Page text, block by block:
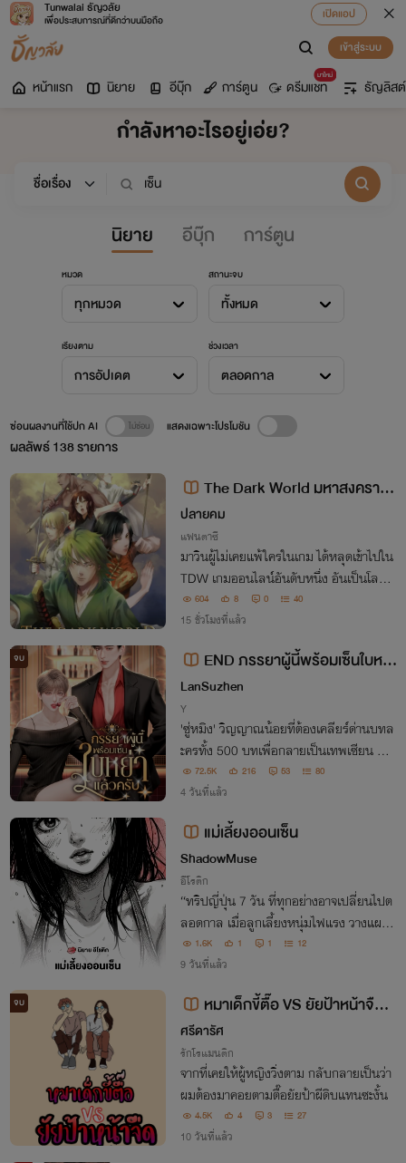
Tunwalai ธัญวลัย
เพื่อประสบการณ์ที่ดีกว่าบนมือถือ
เปิดแอป
เข้าสู่ระบบ
หน้าแรก นิยาย อีบุ๊ก การ์ตูน
มาใหม่
ดรีมแชท ธัญลิสต์
กำลังหาอะไรอยู่เอ่ย?
นิยาย อีบุ๊ก การ์ตูน
หมวด
ทุกหมวด
สถานะจบ
ทั้งหมด
เรียงตาม
การอัปเดต
ช่วงเวลา
ตลอดกาล
ผลลัพธ์138รายการ
ซ่อนผลงานที่ใช้ปก AI แสดงเฉพาะโปรโมชัน
The Dark World มหาสงคราม
ออนไลน์กู้ปฐพี (เวอร์ชั่น 70 เปอร์เซ็
นต์)
ปลายคม
แฟนตาซี
มาวินผู้ไม่เคยแพ้ใครในเกม ได้หลุดเข้าไปใน
TDW เกมออนไลน์อันดับหนึ่ง อันเป็นโลกที่
เจ็บจริง ตายจริง ไม่มีปุ่มรีเซ็ตให้กด จากการ
เล่นเพื่อสะใจกลายเป็นดิ้นรนเอาชีวิตรอด สุ
ดท้ายเขาจะกลับสู่โลกได้หรือไม่
604 8 0 40
15 ชั่วโมงที่แล้ว
จบ
END ภรรยาผู้นี้พร้อมเซ็นใบหย่
าแล้วครับ (Mpreg)
LanSuzhen
Y
'ซู่หมิง' วิญญาณน้อยที่ต้องเคลียร์ด่านบทล
ะครทั้ง 500 บทเพื่อกลายเป็นเทพเซียน บท
ละครสุดท้ายถูกระบบส่งมาอยู่ในร่างตัวร้าย
'จ้าวหมิง' โดยมีเป้าหมายทำให้ 'เฉินเฟย' ผู้เ
ป็นสามียอมเซ็นใบหย่าให้ได้!! แต่...?
72.5K 216 53 80
4 วันที่แล้ว
แม่เลี้ยงออนเซ็น
ShadowMuse
อีโรติก
“ทริปญี่ปุ่น 7 วัน ที่ทุกอย่างอาจเปลี่ยนไปต
ลอดกาล เมื่อลูกเลี้ยงหนุ่มไฟแรง วางแผนค
รอบครองหัวใจและความใกล้ชิดของแม่เลี้ยง
สาวสวย โดยที่พ่อไม่รู้เรื่อง... ความปรารถน
าที่ถูกกดไว้จะระเบิดออกมา
1.6K 1 1 12
9 วันที่แล้ว
จบ
หมาเด็กขี้ตื๊อ VS ยัยป้าหน้าจืด :
เปิดอ่านฟรีสี่สิบเปอร์เซ็นต์ของเรื่อง
(มีอีบุ๊ก )
ศรีดารัศ
รักโรแมนติก
จากที่เคยให้ผู้หญิงวิ่งตาม กลับกลายเป็นว่า
ผมต้องมาคอยตามตื๊อยัยป้าผีดิบแทนซะงั้น
4.5K 4 3 27
10 วันที่แล้ว